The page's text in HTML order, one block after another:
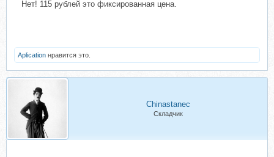
Нет! 115 рублей это фиксированная цена.
Aplication нравится это.
Chinastanec
Складчик